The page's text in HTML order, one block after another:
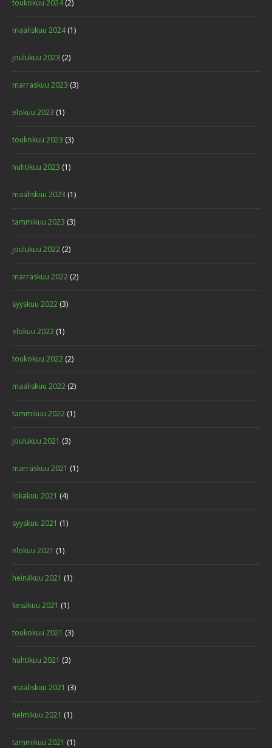
toukokuu 2024(2)
maaliskuu 2024(1)
joulukuu 2023 (2)
marraskuu 2023 (3)
elokuu 2023 (1)
toukokuu 2023 (3)
huhtikuu 2023 (1)
maaliskuu 2023 (1)
tammikuu 2023 (3)
joulukuu 2022 (2)
marraskuu 2022 (2)
syyskuu 2022 (3)
elokuu 2022 (1)
toukokuu 2022 (2)
maaliskuu 2022 (2)
tammikuu 2022 (1)
joulukuu 2021 (3)
marraskuu 2021 (1)
lokakuu 2021 (4)
syyskuu 2021 (1)
elokuu 2021 (1)
heinäkuu 2021 (1)
kesäkuu 2021 (1)
toukokuu 2021 (3)
huhtikuu 2021 (3)
maaliskuu 2021 (3)
helmikuu 2021 (1)
tammikuu 2021 (1)